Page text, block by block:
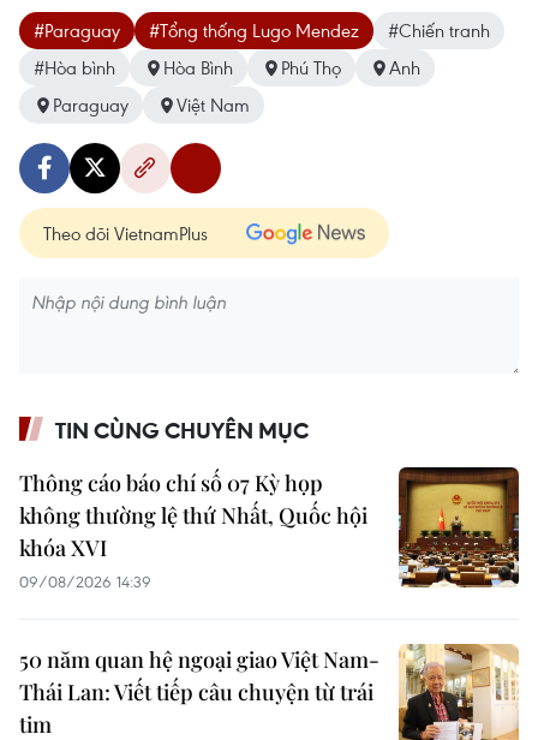
#Paraguay #Tổng thống Lugo Mendez
#Chiến tranh
#Hòa bình
Hòa Bình Phú Thọ
Anh
Paraguay
Việt Nam
Theo dõi VietnamPlus
TIN CÙNG CHUYÊN MỤC
Thông cáo báo chí số 07 Kỳ họp
không thường lệ thứ Nhất, Quốc hội
khóa XVI
09/08/2026 14:39
50 năm quan hệ ngoại giao Việt Nam-
Thái Lan: Viết tiếp câu chuyện từ trái
tim